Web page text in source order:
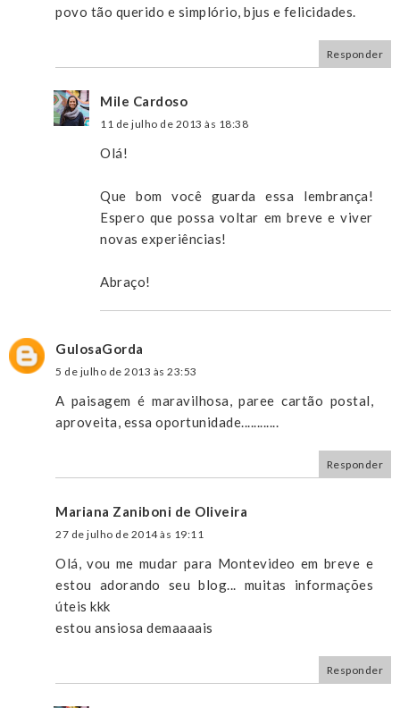
povo tão querido e simplório, bjus e felicidades.
Responder
Mile Cardoso
11 de julho de 2013 às 18:38
Olá!
Que bom você guarda essa lembrança!
Espero que possa voltar em breve e viver
novas experiências!
Abraço!
GulosaGorda
5 de julho de 2013 às 23:53
A paisagem é maravilhosa, paree cartão postal,
aproveita, essa oportunidade............
Responder
Mariana Zaniboni de Oliveira
27 de julho de 2014 às 19:11
Olá, vou me mudar para Montevideo em breve e
estou adorando seu blog... muitas informações
úteis kkk
estou ansiosa demaaaais
Responder